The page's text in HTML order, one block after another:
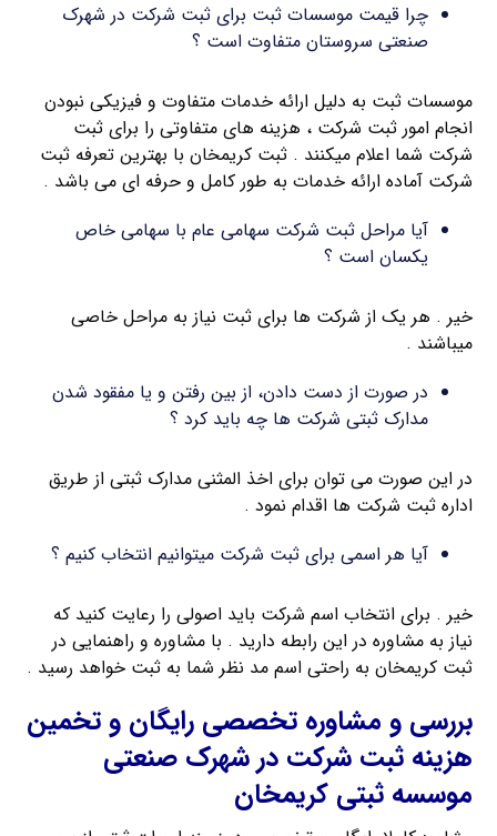
چرا قیمت موسسات ثبت برای ثبت شرکت در شهرک
صنعتی سروستان متفاوت است ؟
موسسات ثبت به دلیل ارائه خدمات متفاوت و فیزیکی نبودن
انجام امور ثبت شرکت ، هزینه های متفاوتی را برای ثبت
شرکت شما اعلام میکنند . ثبت کریمخان با بهترین تعرفه ثبت
شرکت آماده ارائه خدمات به طور کامل و حرفه ای می باشد .
آیا مراحل ثبت شرکت سهامی عام با سهامی خاص
یکسان است ؟
خیر . هر یک از شرکت ها برای ثبت نیاز به مراحل خاصی
میباشند .
در صورت از دست دادن، از بین رفتن و یا مفقود شدن
مدارک ثبتی شرکت ها چه باید کرد ؟
در این صورت می توان برای اخذ المثنی مدارک ثبتی از طریق
اداره ثبت شرکت ها اقدام نمود .
آیا هر اسمی برای ثبت شرکت میتوانیم انتخاب کنیم ؟
خیر . برای انتخاب اسم شرکت باید اصولی را رعایت کنید که
نیاز به مشاوره در این رابطه دارید . با مشاوره و راهنمایی در
ثبت کریمخان به راحتی اسم مد نظر شما به ثبت خواهد رسید .
بررسی و مشاوره تخصصی رایگان و تخمین
هزینه ثبت شرکت در شهرک صنعتی
موسسه ثبتی کریمخان